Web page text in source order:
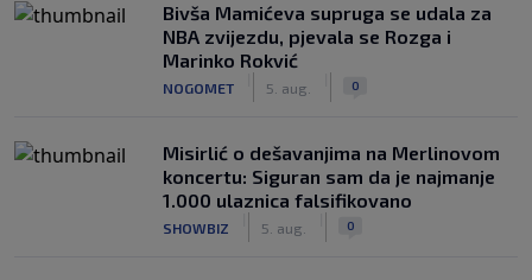
Bivša Mamićeva supruga se udala za
NBA zvijezdu, pjevala se Rozga i
Marinko Rokvić
NOGOMET 5. aug. 0
Misirlić o dešavanjima na Merlinovom
koncertu: Siguran sam da je najmanje
1.000 ulaznica falsifikovano
SHOWBIZ 5. aug. 0